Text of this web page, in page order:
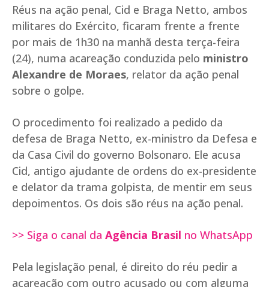
Réus na ação penal, Cid e Braga Netto, ambos
militares do Exército, ficaram frente a frente
por mais de 1h30 na manhã desta terça-feira
(24), numa acareação conduzida pelo ministro
Alexandre de Moraes, relator da ação penal
sobre o golpe.
O procedimento foi realizado a pedido da
defesa de Braga Netto, ex-ministro da Defesa e
da Casa Civil do governo Bolsonaro. Ele acusa
Cid, antigo ajudante de ordens do ex-presidente
e delator da trama golpista, de mentir em seus
depoimentos. Os dois são réus na ação penal.
>> Siga o canal da Agência Brasil no WhatsApp
Pela legislação penal, é direito do réu pedir a
acareação com outro acusado ou com alguma